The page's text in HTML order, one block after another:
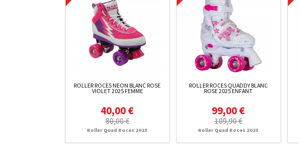
ROLLER ROCES NEON BLANC ROSE
VIOLET 2025 FEMME
40,00 €
80,00 €
Roller Quad Roces 2025
ROLLER ROCES QUADDY BLANC
ROSE 2025 ENFANT
99,00 €
109,90 €
Roller Quad Roces 2025